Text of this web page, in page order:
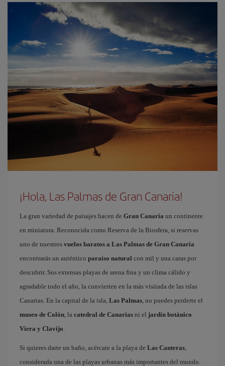
¡Hola, Las Palmas de Gran Canaria!
La gran variedad de paisajes hacen de Gran Canaria un continente
en miniatura. Reconocida como Reserva de la Biosfera, si reservas
uno de nuestros vuelos baratos a Las Palmas de Gran Canaria
encontrarás un auténtico paraíso natural con mil y una caras por
descubrir. Sus extensas playas de arena fina y un clima cálido y
agradable todo el año, la convierten en la más visitada de las islas
Canarias. En la capital de la isla, Las Palmas, no puedes perderte el
museo de Colón, la catedral de Canarias ni el jardín botánico
Viera y Clavijo.
Si quieres darte un baño, acércate a la playa de Las Canteras,
considerada una de las playas urbanas más importantes del mundo.